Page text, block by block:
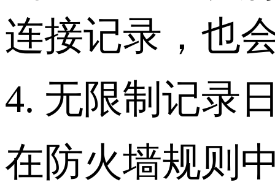
连接记录，也
4. 无限制记录
在防火墙规则